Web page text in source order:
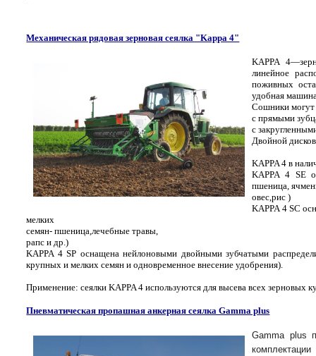
Механическая рядовая зерновая сеялка "Kappa 4"
KAPPA
линейное
поживных
удобная
Сошники могут
с прямыми
с
Двойной
KAPPA 4 в
KAPPA 4 SE
пшеница,
овес,рис )
KAPPA 4 SC
мелких
семян- пшеница,лечебные травы,
рапс и др.)
KAPPA 4 SР оснащена нейлоновыми двойными зубчатыми
крупных и мелких семян и одновременное внесение удобрения).
Применение: сеялки KAPPA 4 используются для высева всех зерновых
Пневматическая пропашная анкерная сеялка Gamma plus
Gamma plus